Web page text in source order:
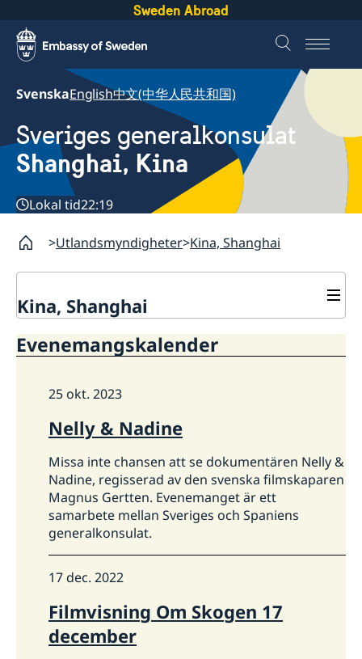
Sweden Abroad
SvenskaEnglish中文(中华人民共和国)
Sveriges generalkonsulat
Shanghai, Kina
Lokal tid22:19
Utlandsmyndigheter Kina, Shanghai
Kina, Shanghai
generalkonsulatet
Pass och ID-kort
Intyg och apostille
Competent Swedish Authority to issue Apostille
Äktenskapscertifikat
Förnya svenskt körkort
Avgifter
Om generalkonsulatet
Lediga tjänster
Dataskyddspolicy (GDPR)
Kontakt och öppettider
Så stöttar vi svenska företag
Vi är en resurs för svenska företag
Team Sweden
Så kan du få stöd
Svenska företag i Kina
Anmäl handelshinder
Evenemangskalender
25 okt. 2023
Nelly & Nadine
Missa inte chansen att se dokumentären Nelly &
Nadine, regisserad av den svenska filmskaparen
Magnus Gertten. Evenemanget är ett
samarbete mellan Sveriges och Spaniens
generalkonsulat.
17 dec. 2022
Filmvisning Om Skogen 17
december